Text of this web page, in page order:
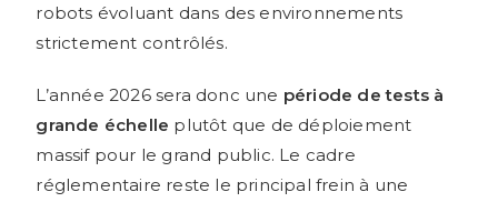
robots évoluant dans des environnements
strictement contrôlés.
L’année 2026 sera donc une période de tests à
grande échelle plutôt que de déploiement
massif pour le grand public. Le cadre
réglementaire reste le principal frein à une